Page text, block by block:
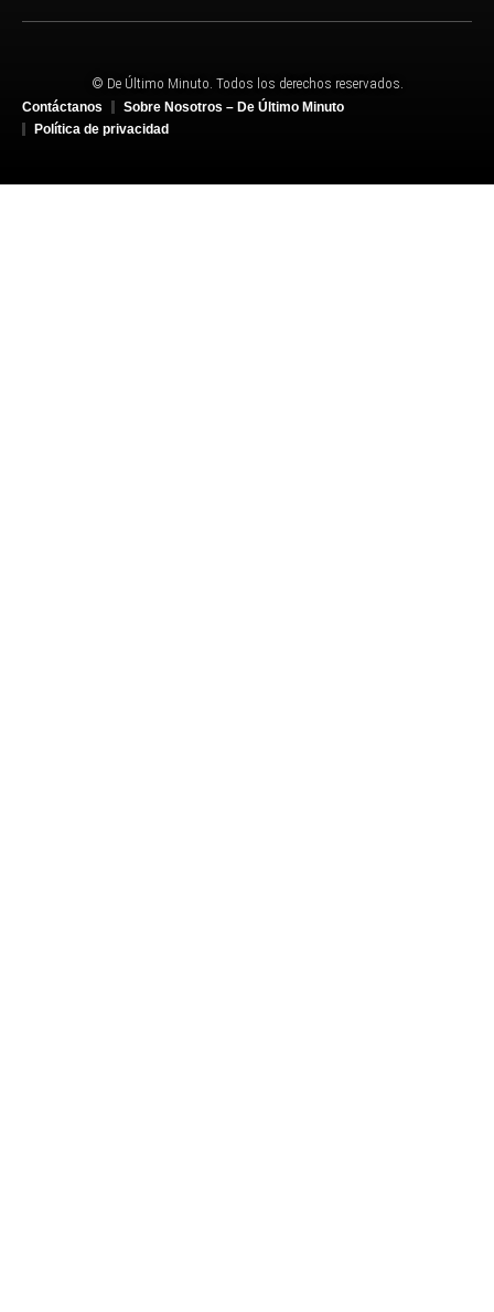
© De Último Minuto. Todos los derechos reservados.
Contáctanos
Sobre Nosotros – De Último Minuto
Política de privacidad